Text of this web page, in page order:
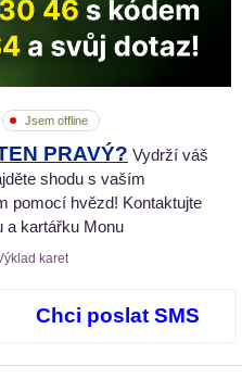
Jsem offline
PRAVÝ? Vydrží váš
shodu s vaším
pomocí hvězd! Kontaktujte
a kartářku Monu
karet
Chci poslat SMS